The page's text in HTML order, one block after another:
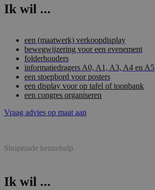
Ik wil ...
een (maatwerk) verkoopdisplay
bewegwijzering voor een evenement
folderhouders
informatiedragers A0, A1, A3, A4 en A5
een stoepbord voor posters
een display voor op tafel of toonbank
een congres organiseren
Vraag advies op maat aan
Shopmade keuzehulp
Ik wil ...